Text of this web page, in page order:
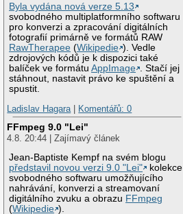
Byla vydána nová verze 5.13
svobodného multiplatformního softwaru
pro konverzi a zpracování digitálních
fotografií primárně ve formátů RAW
RawTherapee (Wikipedie ). Vedle
zdrojových kódů je k dispozici také
balíček ve formátuAppImage
. Stačí jej
stáhnout, nastavit právo ke spuštění a
spustit.
Ladislav Hagara| Komentářů: 0
FFmpeg 9.0 "Lei"
4.8. 20:44 | Zajímavý článek
Jean-Baptiste Kempf na svém blogu
představil novou verzi 9.0 "Lei"
kolekce
svobodného softwaru umožňujícího
nahrávání, konverzi a streamovaní
digitálního zvuku a obrazu FFmpeg
(Wikipedie ).